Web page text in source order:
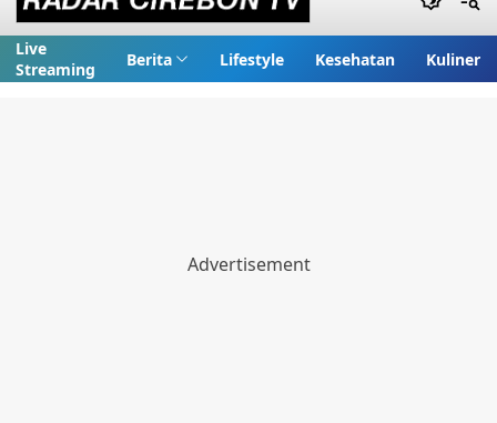
Live
Streaming
Berita Lifestyle Kesehatan Kuliner